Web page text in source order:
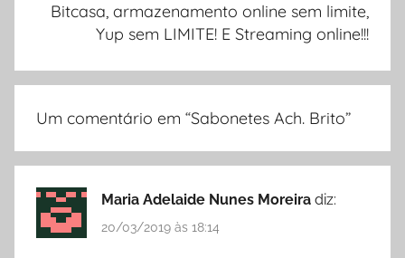
Bitcasa, armazenamento online sem limite,
Yup sem LIMITE! E Streaming online!!!
Um comentário em “Sabonetes Ach. Brito”
Maria Adelaide Nunes Moreira diz:
20/03/2019 às 18:14